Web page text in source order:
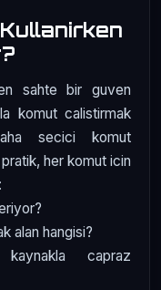
sahte bir guven
komut calistirmak
secici komut
her komut icin
alan hangisi?
capraz